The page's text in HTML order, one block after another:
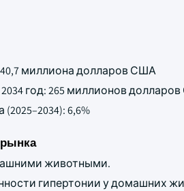
миллиона долларов США
год: 265 миллионов
6,6%
животными.
гипертонии у домашних